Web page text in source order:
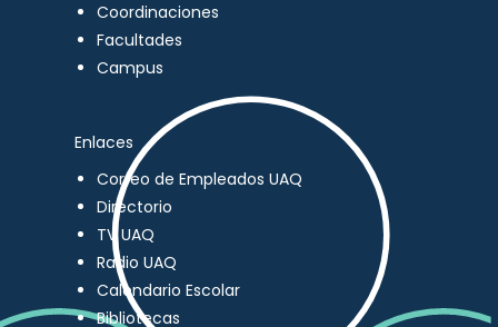
Coordinaciones
Facultades
Campus
Enlaces
Correo de Empleados UAQ
Directorio
TV UAQ
Radio UAQ
Calendario Escolar
Bibliotecas